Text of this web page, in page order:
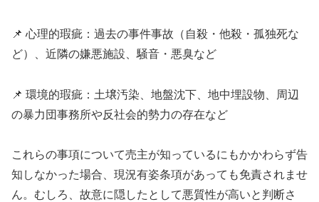
📌 心理的瑕疵：過去の事件事故（自殺・他殺・孤独死な
ど）、近隣の嫌悪施設、騒音・悪臭など
📌 環境的瑕疵：土壌汚染、地盤沈下、地中埋設物、周辺
の暴力団事務所や反社会的勢力の存在など
これらの事項について売主が知っているにもかかわらず告
知しなかった場合、現況有姿条項があっても免責されませ
ん。むしろ、故意に隠したとして悪質性が高いと判断さ